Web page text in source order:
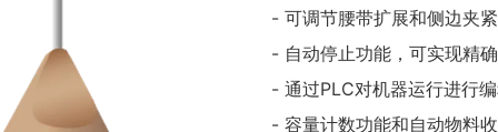
- 可调节腰带扩展和侧边夹
- 自动停止功能，可实现精
- 通过PLC对机器运行进行
- 容量计数功能和自动物料